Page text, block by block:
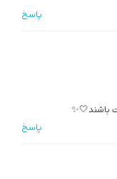
پاسخ
باشند🤍✨
پاسخ